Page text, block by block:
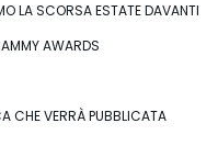
LA SCORSA ESTATE DAVANTI
AWARDS
CHE VERRÀ PUBBLICATA